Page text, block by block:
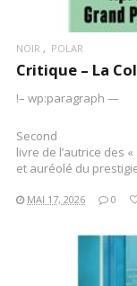
NOIR POLAR
Critique – La
!– wp:paragraph —
Second
livre de l’autrice des
et auréolé du
MAI 17, 2026 0